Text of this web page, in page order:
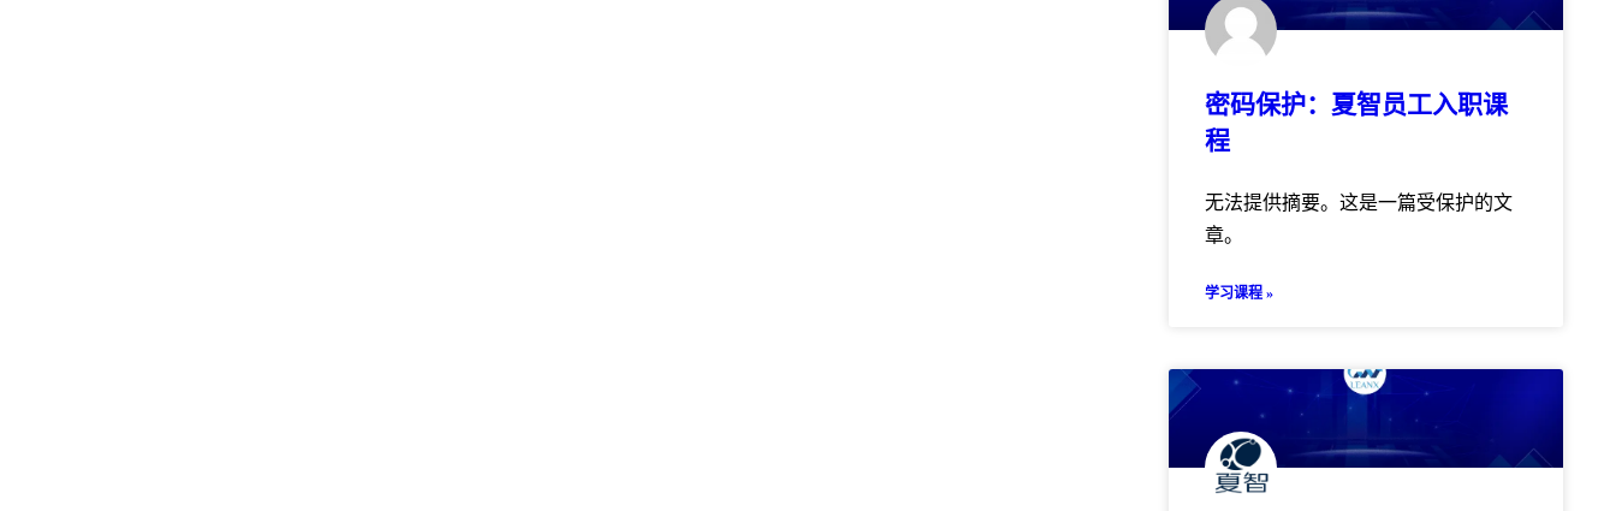
密码保护：夏智员工入职课
程
无法提供摘要。这是一篇受保护的文
章。
学习课程 »